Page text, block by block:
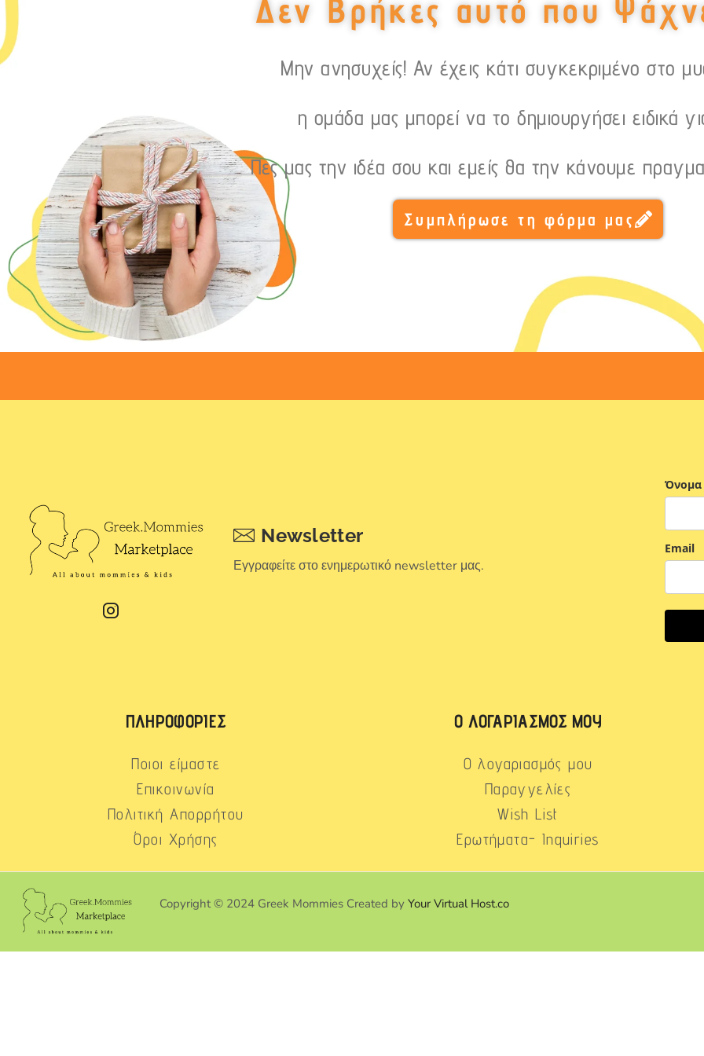
Δεν Βρήκες αυτό που
Μην ανησυχείς! Αν έχεις κάτι συγκεκριμένο στο
η ομάδα μας μπορεί να το δημιουργήσει ειδικά
Πες μας την ιδέα σου και εμείς θα την κάνουμε
Συμπλήρωσε τη φόρμα μας
Newsletter
Εγγραφείτε στο ενημερωτικό newsletter μας.
Όνομα
Email
ΠΛΗΡΟΦΟΡΊΕΣ
Ποιοι είμαστε
Επικοινωνία
Πολιτική Απορρήτου
Όροι Χρήσης
Ο ΛΟΓΑΡΙΑΣΜΌΣ ΜΟΥ
Ο λογαριασμός μου
Παραγγελίες
Wish List
Ερωτήματα- Inquiries
Copyright © 2024 Greek Mommies Created byYour Virtual Host.co